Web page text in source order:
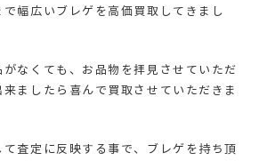
幅広いブレゲを高価買取してきまし
なくても、お品物を拝見させていただ
ましたら喜んで買取させていただきま
査定に反映する事で、ブレゲを持ち頂